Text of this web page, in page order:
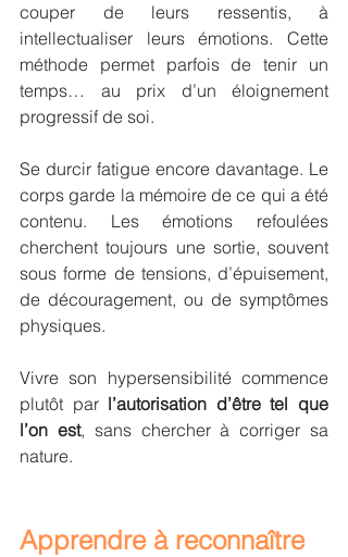
couper de leurs ressentis, à
intellectualiser leurs émotions. Cette
méthode permet parfois de tenir un
temps… au prix d’un éloignement
progressif de soi.
Se durcir fatigue encore davantage. Le
corps garde la mémoire de ce qui a été
contenu. Les émotions refoulées
cherchent toujours une sortie, souvent
sous forme de tensions, d’épuisement,
de découragement, ou de symptômes
physiques.
Vivre son hypersensibilité commence
plutôt par l’autorisation d’être tel que
l’on est, sans chercher à corriger sa
nature.
Apprendre à reconnaître